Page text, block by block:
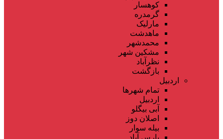
کوهسار
گرمدره
مارلیک
ماهدشت
محمدشهر
مشکین شهر
نظرآباد
بازگشت
اردبیل
تمام شهر‌ها
اردبیل
آبی بیگلو
اصلان دوز
بیله سوار
پارس آباد